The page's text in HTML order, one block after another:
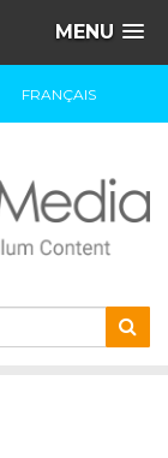
MENU
FRANÇAIS